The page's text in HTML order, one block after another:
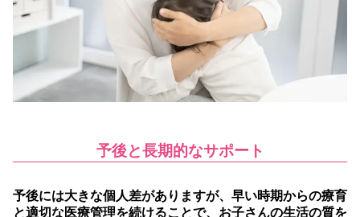
予後と長期的なサポート
予後には大きな個人差がありますが、早い時期からの療育
と適切な医療管理を続けることで、お子さんの生活の質を